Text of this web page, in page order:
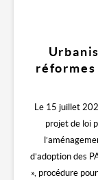
Le 15 juillet
projet de loi
d’adoption des
», procédure